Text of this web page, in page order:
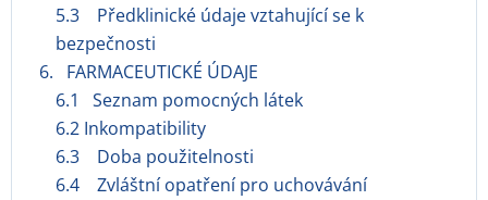
5.3 Předklinické údaje vztahující se k
bezpečnosti
6. FARMACEUTICKÉ ÚDAJE
6.1 Seznam pomocných látek
6.2 Inkompatibility
6.3 Doba použitelnosti
6.4 Zvláštní opatření pro uchovávání